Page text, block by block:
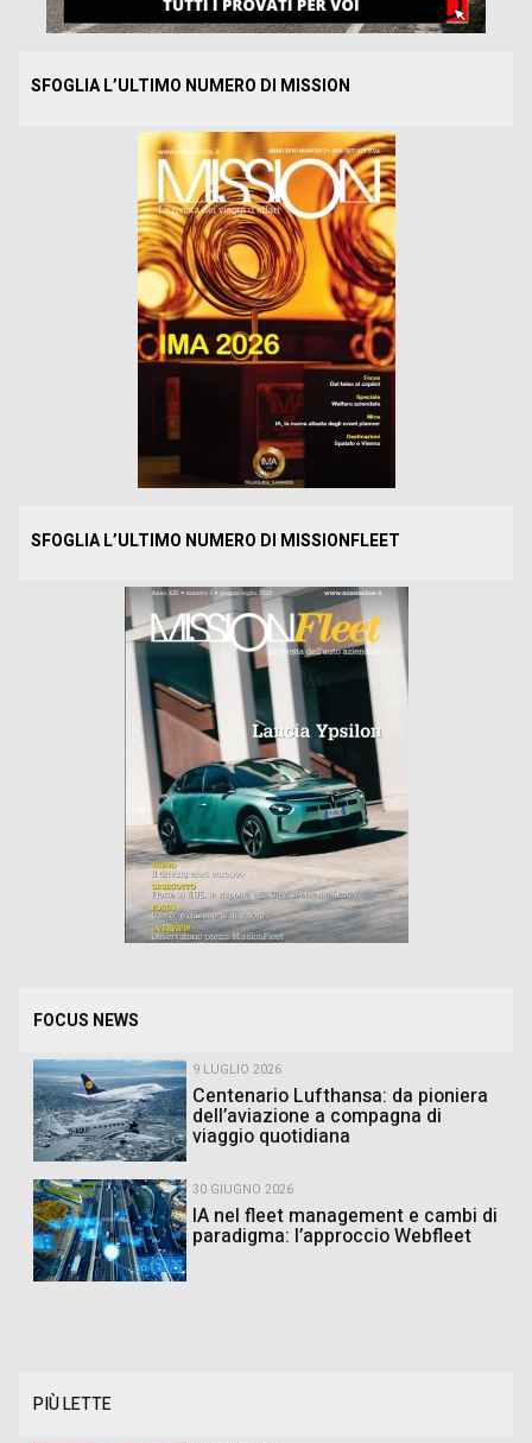
SFOGLIA L’ULTIMO NUMERO DI MISSION
SFOGLIA L’ULTIMO NUMERO DI MISSIONFLEET
FOCUS NEWS
9 LUGLIO 2026
Centenario Lufthansa: da pioniera
dell’aviazione a compagna di
viaggio quotidiana
30 GIUGNO 2026
IA nel fleet management e cambi di
paradigma: l’approccio Webfleet
PIÙ LETTE